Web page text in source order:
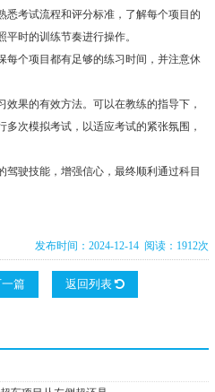
悉考试流程和评分标准，了解每个项目的
时的训练节奏进行操作。
每个项目都有足够的练习时间，并注意休
果的有效方法。可以在教练的指导下，
次模拟考试，以适应考试的紧张氛围，
驶技能，增强信心，最终顺利通过科目
发布时间：2024-12-14 阅读：1912次
篇 返回列表